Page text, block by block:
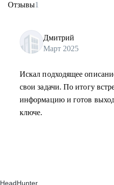
Отзывы1
Дмитрий
Март 2025
Искал подходящее
свои задачи. По итогу
информацию и готов
ключе.
HeadHunter